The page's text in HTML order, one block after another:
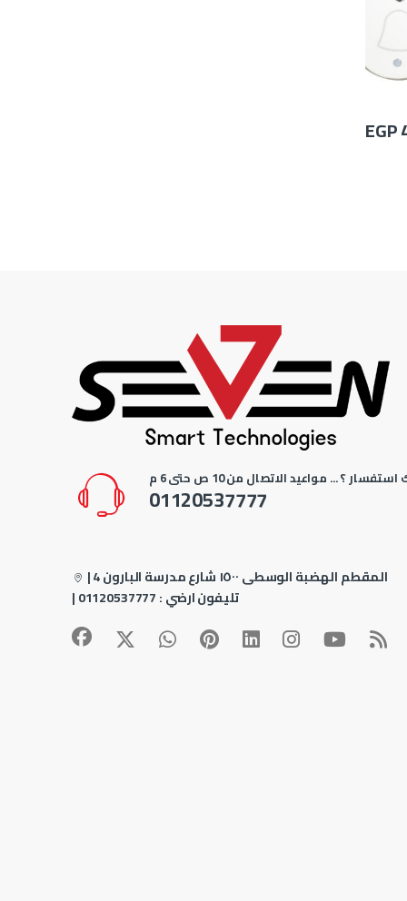
EGP
؟ ... مواعيد الاتصال من 10 ص حتى 6 م
01120537777
|
4 المقطم الهضبة الوسطى ١٥٠٠ شارع مدرسة البارون
| تليفون ارضي :01120537777